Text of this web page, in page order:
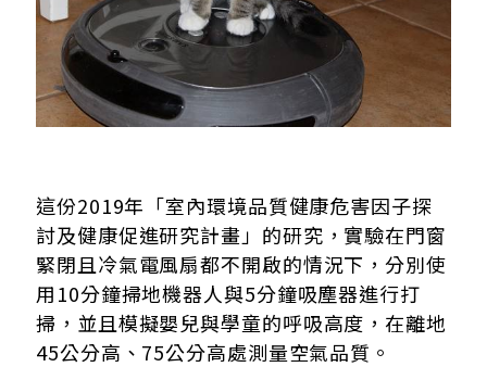
這份2019年「室內環境品質健康危害因子探
討及健康促進研究計畫」的研究，實驗在門窗
緊閉且冷氣電風扇都不開啟的情況下，分別使
用10分鐘掃地機器人與5分鐘吸塵器進行打
掃，並且模擬嬰兒與學童的呼吸高度，在離地
45公分高、75公分高處測量空氣品質。